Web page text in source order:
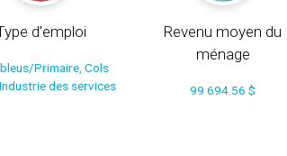
d'emploi
Primaire, Cols
des services
Revenu moyen du
ménage
99 694.56 $